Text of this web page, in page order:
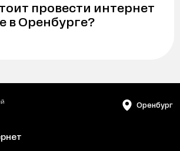
провести интернет
в Оренбурге?
Оренбург